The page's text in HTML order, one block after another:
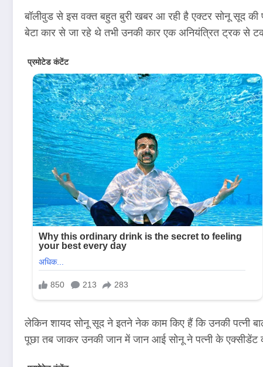
बॉलीवुड से इस वक्त बहुत बुरी खबर आ रही है एक्टर सोनू सूद की
बेटा कार से जा रहे थे तभी उनकी कार एक अनियंत्रित ट्रक से
लेकिन शायद सोनू सूद ने इतने नेक काम किए हैं कि उनकी पत्नी
पूछा तब जाकर उनकी जान में जान आई सोनू ने पत्नी के एक्सीडेंट